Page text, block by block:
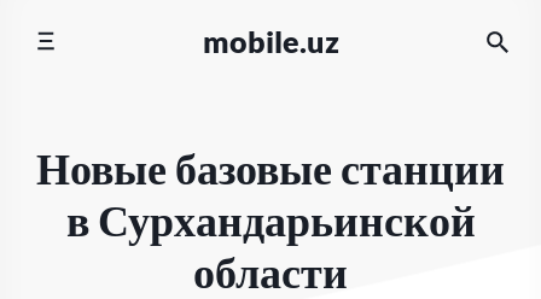
mobile.uz
Новые базовые станции
в Сурхандарьинской
области